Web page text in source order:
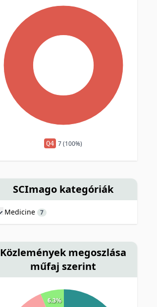
Q4 7 (100%)
SCImago kategóriák
Medicine 7
Közlemények megoszlása
műfaj szerint
6.3%